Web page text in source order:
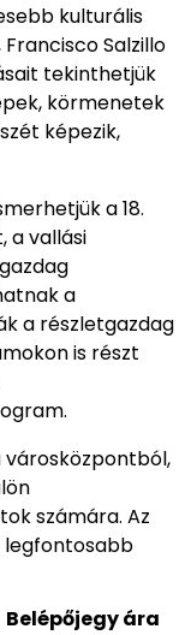
kulturális
Salzillo
tekinthetjük
körmenetek
képezik,
a 18.
a vallási
a
a részletgazdag
is részt
városközpontból,
számára. Az
Belépőjegy ára